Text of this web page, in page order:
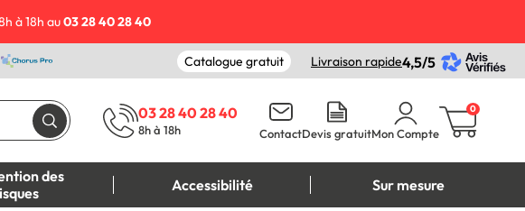
à 18h au03 28 40 28 40
Catalogue gratuit Livraison rapide4,5/5
03 28 40 28 40
8h à 18h ContactDevis gratuitMon Compte
0
des
Accessibilité Sur mesure